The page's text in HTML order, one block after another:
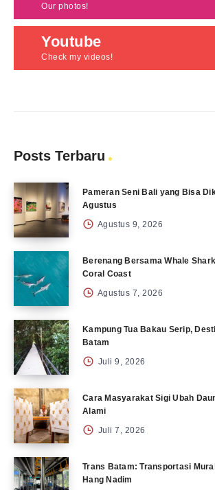
Our photos!
Youtube
Check my videos!
Posts Terbaru
Pameran Seni Bali yang Bisa
Agustus
Agustus 9, 2026
Berenang Bersama Whale
Coral Coast
Agustus 7, 2026
Kampung Tua Bakau Serip,
Batam
Juli 9, 2026
Cara Masyarakat Sigi Ubah
Alami
Juli 7, 2026
Trans Batam: Transportasi
Hang Nadim